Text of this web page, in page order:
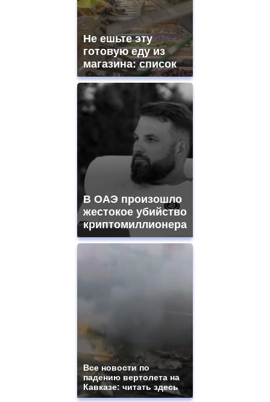
Не ешьте эту
готовую еду из
магазина: список
В ОАЭ произошло
жестокое убийство
криптомиллионера
Все новости по
падению вертолета на
Кавказе: читать здесь